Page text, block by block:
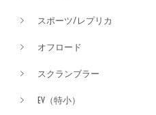
スポーツ/レプリカ
オフロード
スクランブラー
EV（特小）